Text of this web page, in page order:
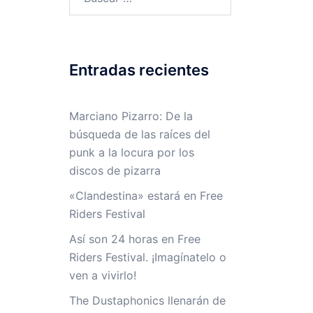
Entradas recientes
Marciano Pizarro: De la
búsqueda de las raíces del
punk a la locura por los
discos de pizarra
«Clandestina» estará en Free
Riders Festival
Así son 24 horas en Free
Riders Festival. ¡Imagínatelo o
ven a vivirlo!
The Dustaphonics llenarán de